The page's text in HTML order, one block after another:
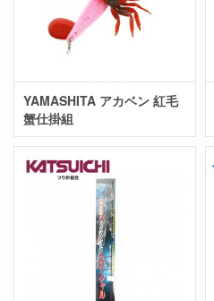
YAMASHITA アカベン 紅毛
蟹仕掛組